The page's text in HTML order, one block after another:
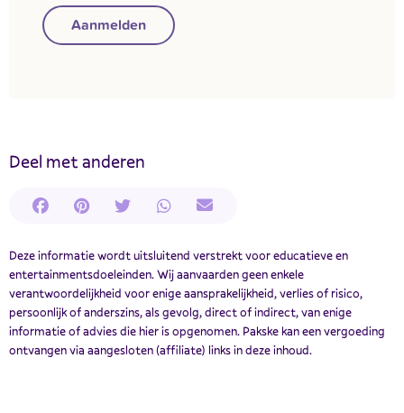
Aanmelden
Deel met anderen
Deze informatie wordt uitsluitend verstrekt voor educatieve en
entertainmentsdoeleinden. Wij aanvaarden geen enkele
verantwoordelijkheid voor enige aansprakelijkheid, verlies of risico,
persoonlijk of anderszins, als gevolg, direct of indirect, van enige
informatie of advies die hier is opgenomen. Pakske kan een vergoeding
ontvangen via aangesloten (affiliate) links in deze inhoud.